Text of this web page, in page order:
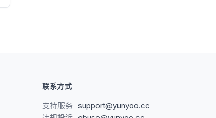
联系方式
支持服务 support@yunyoo.cc